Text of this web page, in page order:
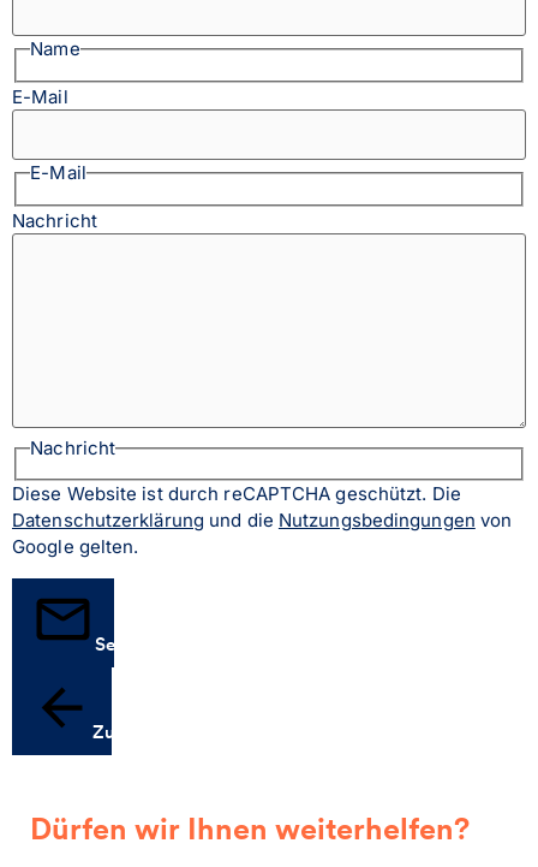
Name
E-Mail
E-Mail
Nachricht
Nachricht
Diese Website ist durch reCAPTCHA geschützt. Die
Datenschutzerklärung und die Nutzungsbedingungen von
Google gelten.
Senden
Zurück
Dürfen wir Ihnen weiterhelfen?